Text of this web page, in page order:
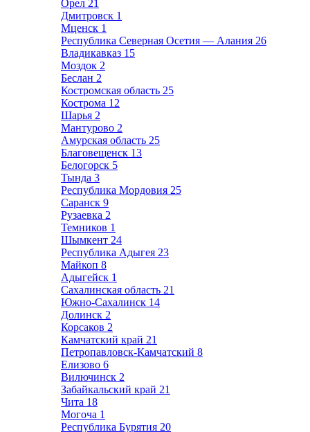
Орел 21
Дмитровск 1
Мценск 1
Республика Северная Осетия — Алания 26
Владикавказ 15
Моздок 2
Беслан 2
Костромская область 25
Кострома 12
Шарья 2
Мантурово 2
Амурская область 25
Благовещенск 13
Белогорск 5
Тында 3
Республика Мордовия 25
Саранск 9
Рузаевка 2
Темников 1
Шымкент 24
Республика Адыгея 23
Майкоп 8
Адыгейск 1
Сахалинская область 21
Южно-Сахалинск 14
Долинск 2
Корсаков 2
Камчатский край 21
Петропавловск-Камчатский 8
Елизово 6
Вилючинск 2
Забайкальский край 21
Чита 18
Могоча 1
Республика Бурятия 20